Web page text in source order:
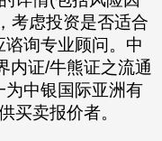
考虑投资是否适合
询专业顾问。中
内证/牛熊证之流通
中银国际亚洲有
买卖报价者。